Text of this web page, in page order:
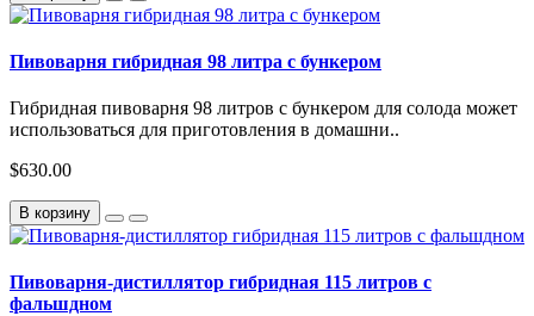
Пивоварня гибридная 98 литра с бункером
Гибридная пивоварня 98 литров с бункером для солода может
использоваться для приготовления в домашни..
$630.00
В корзину
Пивоварня-дистиллятор гибридная 115 литров с
фальшдном